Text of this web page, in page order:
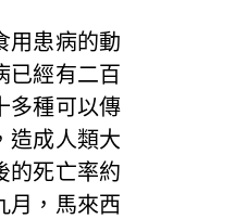
用患病的動
已經有二百
多種可以傳
造成人類大
的死亡率約
月，馬來西